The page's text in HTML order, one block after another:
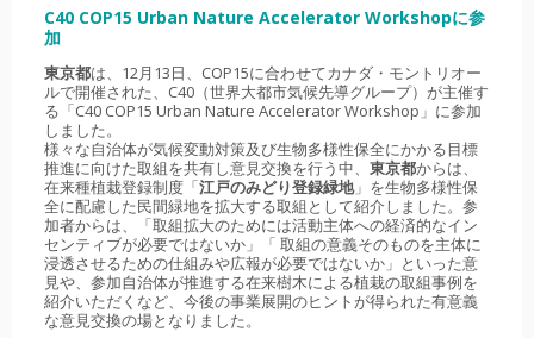
C40 COP15 Urban Nature Accelerator Workshopに参
加
東京都は、12月13日、COP15に合わせてカナダ・モントリオー
ルで開催された、C40（世界大都市気候先導グループ）が主催す
る「C40 COP15 Urban Nature Accelerator Workshop」に参加
しました。
様々な自治体が気候変動対策及び生物多様性保全にかかる目標
推進に向けた取組を共有し意見交換を行う中、 東京都からは、
在来種植栽登録制度「江戸のみどり登録緑地」を生物多様性保
全に配慮した民間緑地を拡大する取組として紹介しました。参
加者からは、「取組拡大のためには活動主体への経済的なイン
センティブが必要ではないか」「 取組の意義そのものを主体に
浸透させるための仕組みや広報が必要ではないか」といった意
見や、参加自治体が推進する在来樹木による植栽の取組事例を
紹介いただくなど、今後の事業展開のヒントが得られた有意義
な意見交換の場となりました。